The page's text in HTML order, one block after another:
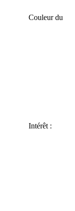
Couleur du
Intérêt :